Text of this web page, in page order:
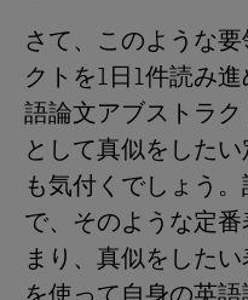
さて、このような
クトを1日1件読み
語論文アブストラ
として真似をした
も気付くでしょう
で、そのような定
まり、真似をした
を使って自身の英